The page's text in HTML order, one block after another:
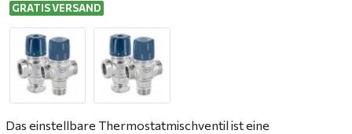
GRATIS VERSAND
Das einstellbare Thermostatmischventil ist eine